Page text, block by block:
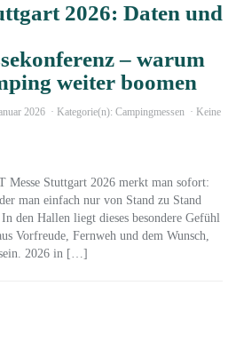
2026: Daten und
– warum
weiter boomen
2026 Kategorie(n): Campingmessen
Keine
Messe Stuttgart 2026 merkt man sofort:
man einfach nur von Stand zu Stand
den Hallen liegt dieses besondere Gefühl
Vorfreude, Fernweh und dem Wunsch,
2026 in […]